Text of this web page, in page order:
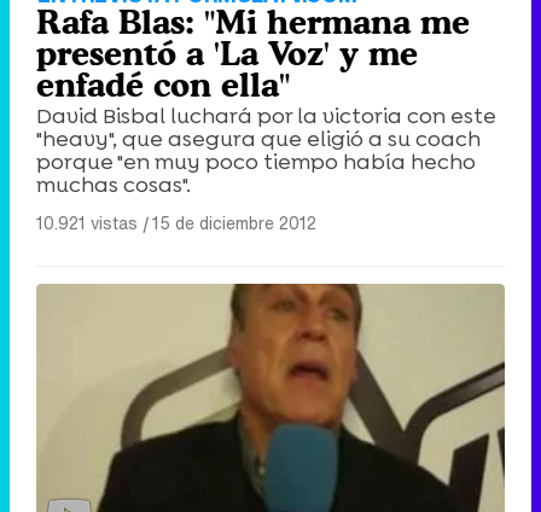
Rafa Blas: "Mi hermana me
presentó a 'La Voz' y me
enfadé con ella"
David Bisbal luchará por la victoria con este
"heavy", que asegura que eligió a su coach
porque "en muy poco tiempo había hecho
muchas cosas".
10.921 vistas |15 de diciembre 2012